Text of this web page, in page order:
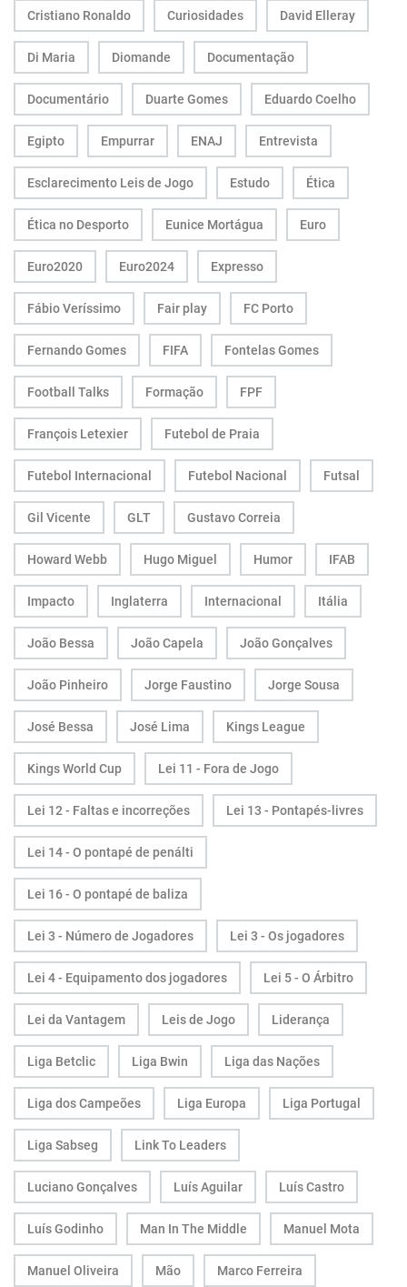
Cristiano Ronaldo Curiosidades David Elleray
Di Maria Diomande Documentação
Documentário Duarte Gomes Eduardo Coelho
Egipto Empurrar ENAJ Entrevista
Esclarecimento Leis de Jogo Estudo Ética
Ética no Desporto Eunice Mortágua Euro
Euro2020 Euro2024 Expresso
Fábio Veríssimo Fair play FC Porto
Fernando Gomes FIFA Fontelas Gomes
Football Talks Formação FPF
François Letexier Futebol de Praia
Futebol Internacional Futebol Nacional Futsal
Gil Vicente GLT Gustavo Correia
Howard Webb Hugo Miguel Humor IFAB
Impacto Inglaterra Internacional Itália
João Bessa João Capela João Gonçalves
João Pinheiro Jorge Faustino Jorge Sousa
José Bessa José Lima Kings League
Kings World Cup Lei 11 - Fora de Jogo
Lei 12 - Faltas e incorreções Lei 13 - Pontapés-livres
Lei 14 - O pontapé de penálti
Lei 16 - O pontapé de baliza
Lei 3 - Número de Jogadores Lei 3 - Os jogadores
Lei 4 - Equipamento dos jogadores Lei 5 - O Árbitro
Lei da Vantagem Leis de Jogo Liderança
Liga Betclic Liga Bwin Liga das Nações
Liga dos Campeões Liga Europa Liga Portugal
Liga Sabseg Link To Leaders
Luciano Gonçalves Luís Aguilar Luís Castro
Luís Godinho Man In The Middle Manuel Mota
Manuel Oliveira Mão Marco Ferreira